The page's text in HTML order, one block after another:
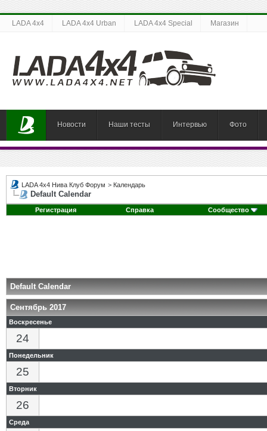
LADA 4x4 LADA 4x4 Urban LADA 4x4 Special Магазин
Новости Наши тесты Интервью Фото
LADA 4x4 Нива Клуб Форум > Календарь
Default Calendar
Регистрация Справка Сообщество
Default Calendar
Сентябрь 2017
Воскресенье
24
Понедельник
25
Вторник
26
Среда